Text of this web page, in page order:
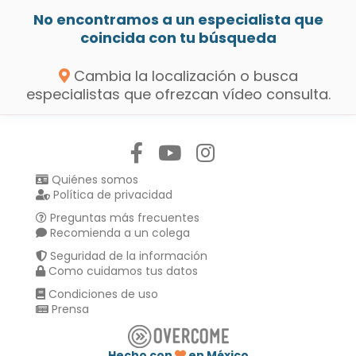
No encontramos a un especialista que
coincida con tu búsqueda
Cambia la localización o busca
especialistas que ofrezcan vídeo consulta.
Quiénes somos
Política de privacidad
Preguntas más frecuentes
Recomienda a un colega
Seguridad de la información
Como cuidamos tus datos
Condiciones de uso
Prensa